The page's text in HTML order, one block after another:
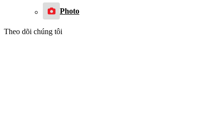
Photo
Theo dõi chúng tôi